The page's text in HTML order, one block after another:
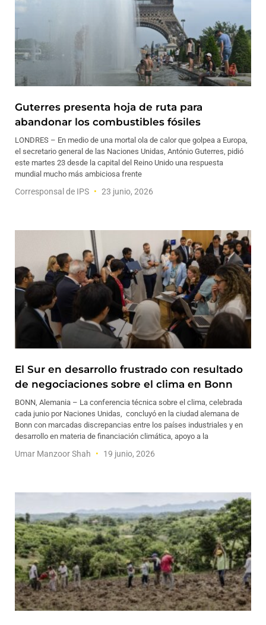
Guterres presenta hoja de ruta para
abandonar los combustibles fósiles
LONDRES – En medio de una mortal ola de calor que golpea a Europa,
el secretario general de las Naciones Unidas, António Guterres, pidió
este martes 23 desde la capital del Reino Unido una respuesta
mundial mucho más ambiciosa frente
Corresponsal de IPS 23 junio, 2026
El Sur en desarrollo frustrado con resultado
de negociaciones sobre el clima en Bonn
BONN, Alemania – La conferencia técnica sobre el clima, celebrada
cada junio por Naciones Unidas, concluyó en la ciudad alemana de
Bonn con marcadas discrepancias entre los países industriales y en
desarrollo en materia de financiación climática, apoyo a la
Umar Manzoor Shah 19 junio, 2026